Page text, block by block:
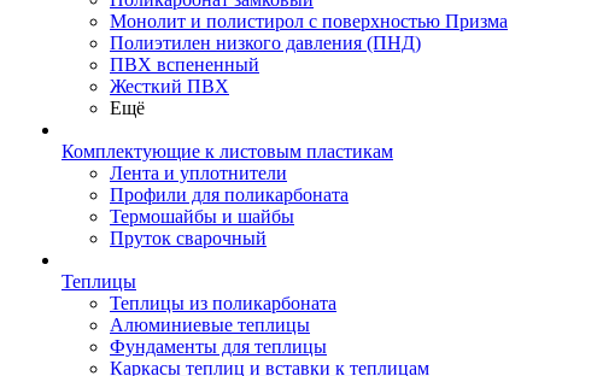
Монолит и полистирол с поверхностью Призма
Полиэтилен низкого давления (ПНД)
ПВХ вспененный
Жесткий ПВХ
Ещё
Комплектующие к листовым пластикам
Лента и уплотнители
Профили для поликарбоната
Термошайбы и шайбы
Пруток сварочный
Теплицы
Теплицы из поликарбоната
Алюминиевые теплицы
Фундаменты для теплицы
Каркасы теплиц и вставки к теплицам